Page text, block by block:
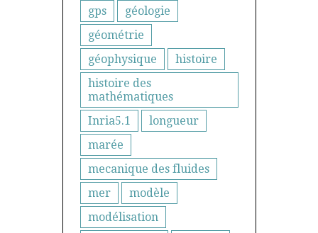
gps
géologie
géométrie
géophysique
histoire
histoire des
mathématiques
Inria5.1
longueur
marée
mecanique des fluides
mer
modèle
modélisation